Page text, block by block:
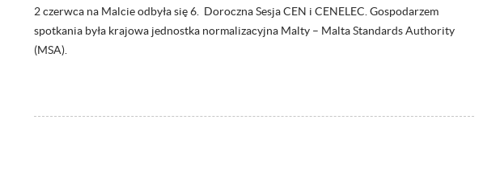
2 czerwca na Malcie odbyła się 6. Doroczna Sesja CEN i CENELEC. Gospodarzem
spotkania była krajowa jednostka normalizacyjna Malty – Malta Standards Authority
(MSA).